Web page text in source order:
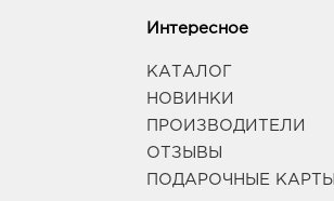
Интересное
КАТАЛОГ
НОВИНКИ
ПРОИЗВОДИТЕЛИ
ОТЗЫВЫ
ПОДАРОЧНЫЕ КАРТЫ